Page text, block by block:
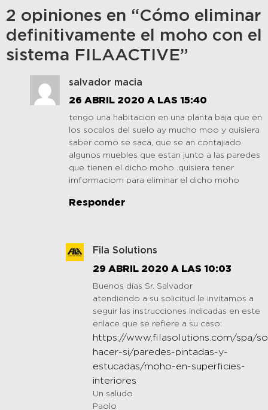
2 opiniones en “Cómo eliminar
definitivamente el moho con el
sistema FILAACTIVE”
salvador macia
26 ABRIL 2020 A LAS 15:40
tengo una habitacion en una planta baja que en
los socalos del suelo ay mucho moo y quisiera
saber como se saca, que se an contajiado
algunos muebles que estan junto a las paredes
que tienen el dicho moho .quisiera tener
imformaciom para eliminar el dicho moho
Responder
Fila Solutions
29 ABRIL 2020 A LAS 10:03
Buenos días Sr. Salvador
atendiendo a su solicitud le invitamos a
seguir las instrucciones indicadas en este
enlace que se refiere a su caso:
https://www.filasolutions.com/spa/
hacer-si/paredes-pintadas-y-
estucadas/moho-en-superficies-
interiores
Un saludo
Paolo